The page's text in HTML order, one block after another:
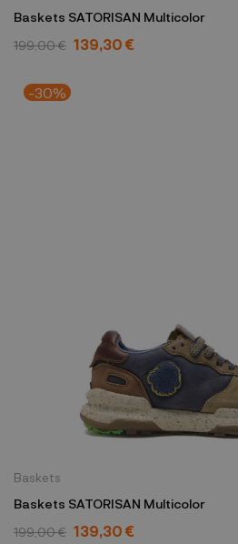
Baskets SATORISAN Multicolor
199,00 € 139,30 €
-30%
Baskets
Baskets SATORISAN Multicolor
199,00 € 139,30 €